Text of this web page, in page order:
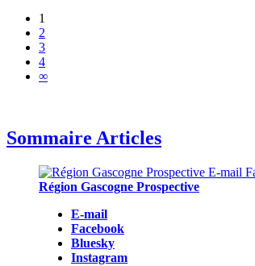
1
2
3
4
∞
Sommaire Articles
Région Gascogne Prospective
E-mail
Facebook
Bluesky
Instagram